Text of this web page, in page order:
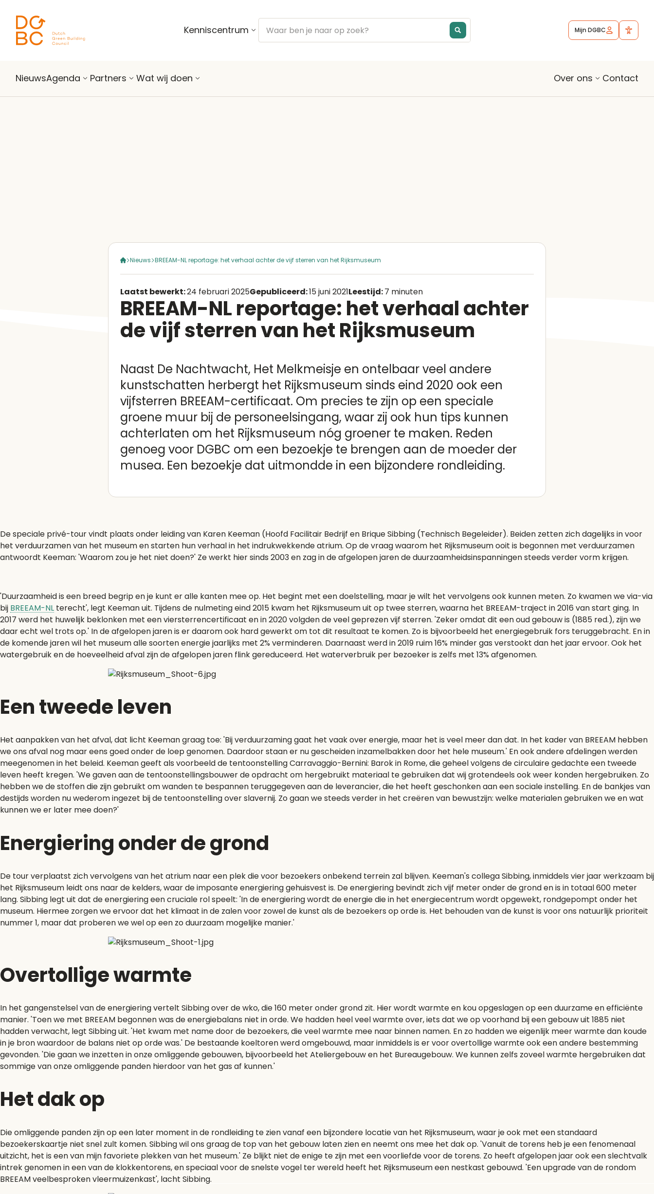
Kenniscentrum Mijn DGBC
NieuwsAgenda Partners Wat wij doen Over ons Contact
Nieuws BREEAM-NL reportage: het verhaal achter de vijf sterren van het Rijksmuseum
Laatst bewerkt:24 februari 2025Gepubliceerd:15 juni 2021Leestijd:7 minuten
BREEAM-NL reportage: het verhaal achter
de vijf sterren van het Rijksmuseum
Naast De Nachtwacht, Het Melkmeisje en ontelbaar veel andere
kunstschatten herbergt het Rijksmuseum sinds eind 2020 ook een
vijfsterren BREEAM-certificaat. Om precies te zijn op een speciale
groene muur bij de personeelsingang, waar zij ook hun tips kunnen
achterlaten om het Rijksmuseum nóg groener te maken. Reden
genoeg voor DGBC om een bezoekje te brengen aan de moeder der
musea. Een bezoekje dat uitmondde in een bijzondere rondleiding.
De speciale privé-tour vindt plaats onder leiding van Karen Keeman (Hoofd Facilitair Bedrijf en Brique Sibbing (Technisch Begeleider). Beiden zetten zich dagelijks in voor
het verduurzamen van het museum en starten hun verhaal in het indrukwekkende atrium. Op de vraag waarom het Rijksmuseum ooit is begonnen met verduurzamen
antwoordt Keeman: 'Waarom zou je het niet doen?' Ze werkt hier sinds 2003 en zag in de afgelopen jaren de duurzaamheidsinspanningen steeds verder vorm krijgen.
'Duurzaamheid is een breed begrip en je kunt er alle kanten mee op. Het begint met een doelstelling, maar je wilt het vervolgens ook kunnen meten. Zo kwamen we via-via
bij BREEAM-NL terecht', legt Keeman uit. Tijdens de nulmeting eind 2015 kwam het Rijksmuseum uit op twee sterren, waarna het BREEAM-traject in 2016 van start ging. In
2017 werd het huwelijk beklonken met een viersterrencertificaat en in 2020 volgden de veel geprezen vijf sterren. 'Zeker omdat dit een oud gebouw is (1885 red.), zijn we
daar echt wel trots op.' In de afgelopen jaren is er daarom ook hard gewerkt om tot dit resultaat te komen. Zo is bijvoorbeeld het energiegebruik fors teruggebracht. En in
de komende jaren wil het museum alle soorten energie jaarlijks met 2% verminderen. Daarnaast werd in 2019 ruim 16% minder gas verstookt dan het jaar ervoor. Ook het
watergebruik en de hoeveelheid afval zijn de afgelopen jaren flink gereduceerd. Het waterverbruik per bezoeker is zelfs met 13% afgenomen.
Een tweede leven
Het aanpakken van het afval, dat licht Keeman graag toe: 'Bij verduurzaming gaat het vaak over energie, maar het is veel meer dan dat. In het kader van BREEAM hebben
we ons afval nog maar eens goed onder de loep genomen. Daardoor staan er nu gescheiden inzamelbakken door het hele museum.' En ook andere afdelingen werden
meegenomen in het beleid. Keeman geeft als voorbeeld de tentoonstelling Carravaggio-Bernini: Barok in Rome, die geheel volgens de circulaire gedachte een tweede
leven heeft kregen. 'We gaven aan de tentoonstellingsbouwer de opdracht om hergebruikt materiaal te gebruiken dat wij grotendeels ook weer konden hergebruiken. Zo
hebben we de stoffen die zijn gebruikt om wanden te bespannen teruggegeven aan de leverancier, die het heeft geschonken aan een sociale instelling. En de bankjes van
destijds worden nu wederom ingezet bij de tentoonstelling over slavernij. Zo gaan we steeds verder in het creëren van bewustzijn: welke materialen gebruiken we en wat
kunnen we er later mee doen?'
Energiering onder de grond
De tour verplaatst zich vervolgens van het atrium naar een plek die voor bezoekers onbekend terrein zal blijven. Keeman's collega Sibbing, inmiddels vier jaar werkzaam bij
het Rijksmuseum leidt ons naar de kelders, waar de imposante energiering gehuisvest is. De energiering bevindt zich vijf meter onder de grond en is in totaal 600 meter
lang. Sibbing legt uit dat de energiering een cruciale rol speelt: 'In de energiering wordt de energie die in het energiecentrum wordt opgewekt, rondgepompt onder het
museum. Hiermee zorgen we ervoor dat het klimaat in de zalen voor zowel de kunst als de bezoekers op orde is. Het behouden van de kunst is voor ons natuurlijk prioriteit
nummer 1, maar dat proberen we wel op een zo duurzaam mogelijke manier.'
Overtollige warmte
In het gangenstelsel van de energiering vertelt Sibbing over de wko, die 160 meter onder grond zit. Hier wordt warmte en kou opgeslagen op een duurzame en efficiënte
manier. 'Toen we met BREEAM begonnen was de energiebalans niet in orde. We hadden heel veel warmte over, iets dat we op voorhand bij een gebouw uit 1885 niet
hadden verwacht, legt Sibbing uit. 'Het kwam met name door de bezoekers, die veel warmte mee naar binnen namen. En zo hadden we eigenlijk meer warmte dan koude
in je bron waardoor de balans niet op orde was.' De bestaande koeltoren werd omgebouwd, maar inmiddels is er voor overtollige warmte ook een andere bestemming
gevonden. 'Die gaan we inzetten in onze omliggende gebouwen, bijvoorbeeld het Ateliergebouw en het Bureaugebouw. We kunnen zelfs zoveel warmte hergebruiken dat
sommige van onze omliggende panden hierdoor van het gas af kunnen.'
Het dak op
Die omliggende panden zijn op een later moment in de rondleiding te zien vanaf een bijzondere locatie van het Rijksmuseum, waar je ook met een standaard
bezoekerskaartje niet snel zult komen. Sibbing wil ons graag de top van het gebouw laten zien en neemt ons mee het dak op. 'Vanuit de torens heb je een fenomenaal
uitzicht, het is een van mijn favoriete plekken van het museum.' Ze blijkt niet de enige te zijn met een voorliefde voor de torens. Zo heeft afgelopen jaar ook een slechtvalk
intrek genomen in een van de klokkentorens, en speciaal voor de snelste vogel ter wereld heeft het Rijksmuseum een nestkast gebouwd. 'Een upgrade van de rondom
BREEAM veelbesproken vleermuizenkast', lacht Sibbing.